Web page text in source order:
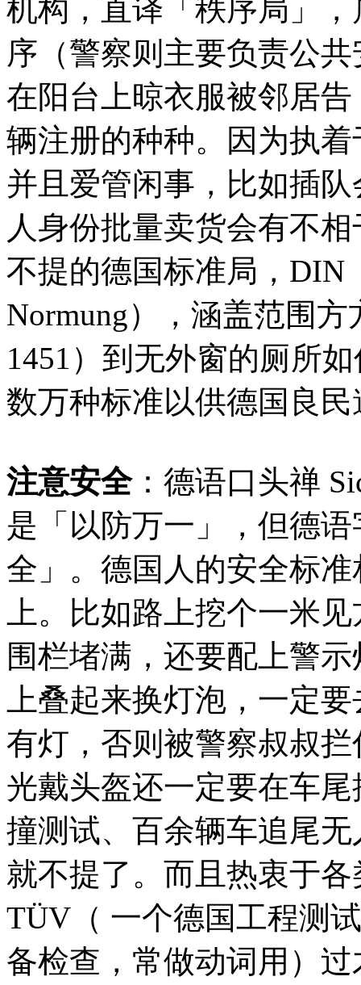
机构，直译「秩序局」
序（警察则主要负责公
在阳台上晾衣服被邻居
辆注册的种种。因为执
并且爱管闲事，比如插
人身份批量卖货会有不
不提的德国标准局，DIN
Normung），涵盖范围
1451）到无外窗的厕所
数万种标准以供德国良民
注意安全：德语口头禅
是「以防万一」，但德
全」。德国人的安全标
上。比如路上挖个一米
围栏堵满，还要配上警
上叠起来换灯泡，一定
有灯，否则被警察叔叔
光戴头盔还一定要在车
撞测试、百余辆车追尾
就不提了。而且热衷于
TÜV（ 一个德国工程测
备检查，常做动词用）